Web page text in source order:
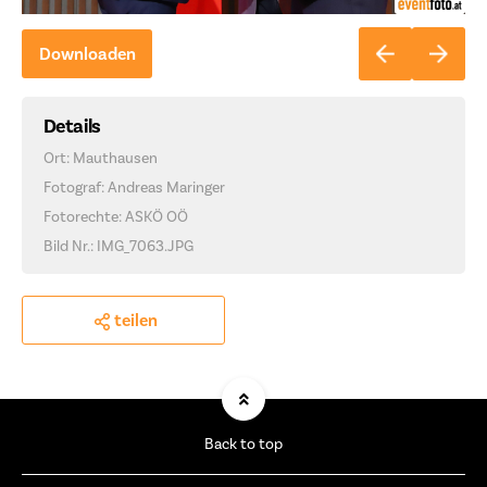
Downloaden
Details
Ort: Mauthausen
Fotograf: Andreas Maringer
Fotorechte: ASKÖ OÖ
Bild Nr.: IMG_7063.JPG
teilen
Back to top